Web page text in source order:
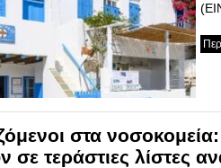
στα νοσοκομεία:
σε τεράστιες λίστες